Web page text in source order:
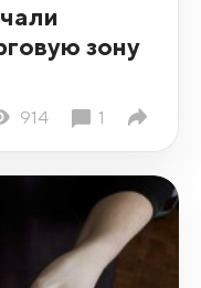
зону
914 1